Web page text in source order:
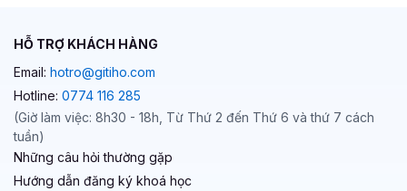
HỖ TRỢ KHÁCH HÀNG
Email: hotro@gitiho.com
Hotline: 0774 116 285
(Giờ làm việc: 8h30 - 18h, Từ Thứ 2 đến Thứ 6 và thứ 7 cách
tuần)
Những câu hỏi thường gặp
Hướng dẫn đăng ký khoá học